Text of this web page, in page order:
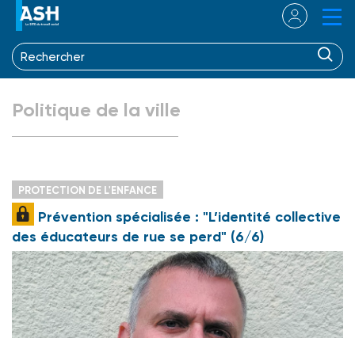
Politique de la ville
PROTECTION DE L'ENFANCE
Prévention spécialisée : "L’identité collective
des éducateurs de rue se perd" (6/6)